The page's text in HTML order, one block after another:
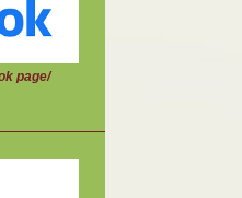
page/